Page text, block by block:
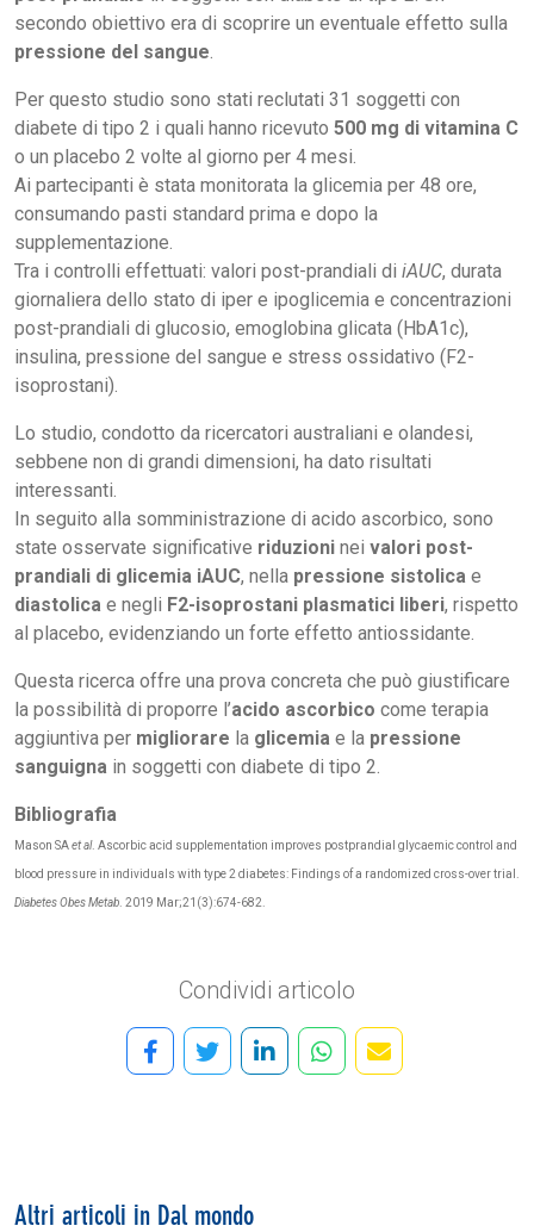
secondo obiettivo era di scoprire un eventuale effetto sulla
pressione del sangue
Per questo studio sono stati reclutati 31 soggetti con
diabete di tipo 2 i quali hanno ricevuto 500 mg di vitamina C
o un placebo 2 volte al giorno per 4 mesi.
Ai partecipanti è stata monitorata la glicemia per 48 ore,
consumando pasti standard prima e dopo la
supplementazione.
Tra i controlli effettuati: valori post-prandiali di iAUC, durata
giornaliera dello stato di iper e ipoglicemia e concentrazioni
post-prandiali di glucosio, emoglobina glicata (HbA1c),
insulina, pressione del sangue e stress ossidativo (F2-
isoprostani).
Lo studio, condotto da ricercatori australiani e olandesi,
sebbene non di grandi dimensioni, ha dato risultati
interessanti.
In seguito alla somministrazione di acido ascorbico, sono
state osservate significative riduzioni nei valori post-
prandiali di glicemia iAUC, nella pressione sistolica e
diastolica e negli F2-isoprostani plasmatici liberi, rispetto
al placebo, evidenziando un forte effetto antiossidante.
Questa ricerca offre una prova concreta che può giustificare
la possibilità di proporre l’acido ascorbico come terapia
aggiuntiva per migliorare la glicemia e la pressione
sanguigna in soggetti con diabete di tipo 2.
Bibliografia
Mason SAet al. Ascorbic acid supplementation improves postprandial glycaemic control and
blood pressure in individuals with type 2 diabetes: Findings of a randomized cross-over trial.
Diabetes Obes Metab . 2019 Mar;21(3):674-682.
Condividi articolo
Altri articoli in Dal mondo